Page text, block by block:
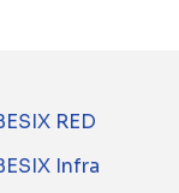
RED
Infra